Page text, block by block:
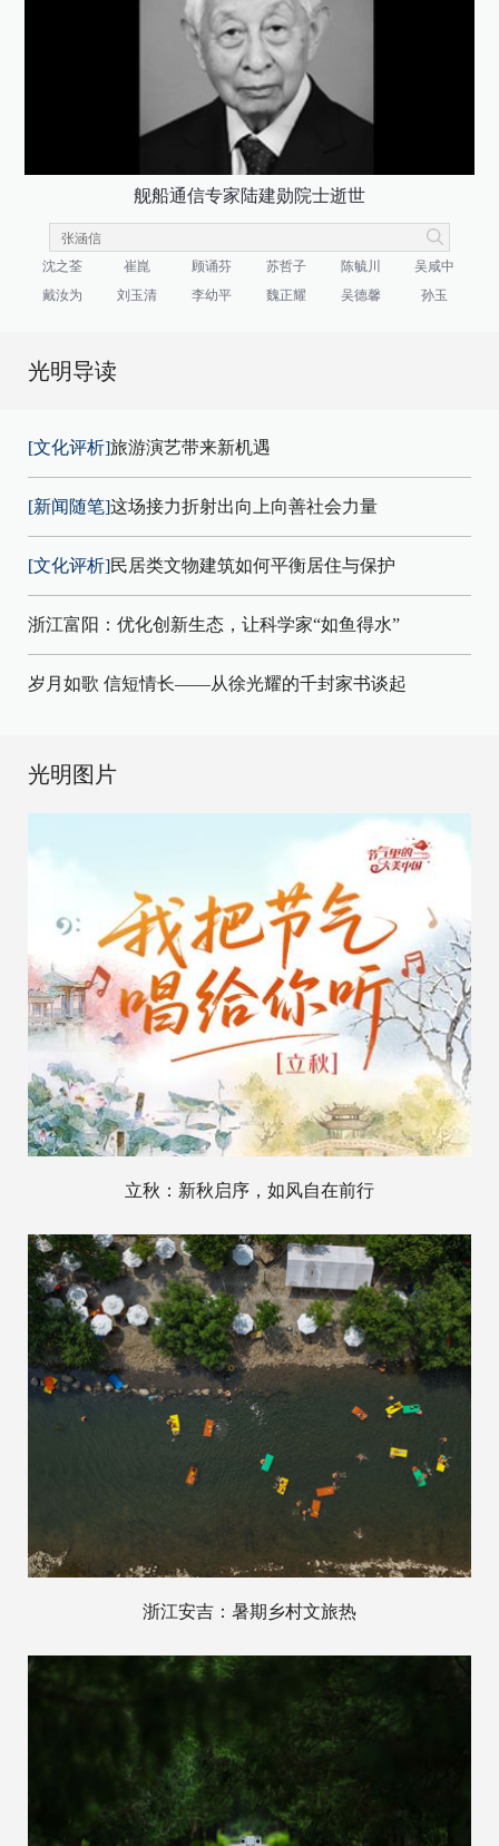
舰船通信专家陆建勋院士逝世
沈之荃 崔崑 顾诵芬 苏哲子 陈毓川
吴咸中
戴汝为
刘玉清 李幼平 魏正耀 吴德馨 孙玉
光明导读
[文化评析]旅游演艺带来新机遇
[新闻随笔]这场接力折射出向上向善社会力量
[文化评析]民居类文物建筑如何平衡居住与保护
浙江富阳：优化创新生态，让科学家“如鱼得水”
岁月如歌 信短情长——从徐光耀的千封家书谈起
光明图片
立秋：新秋启序，如风自在前行
浙江安吉：暑期乡村文旅热